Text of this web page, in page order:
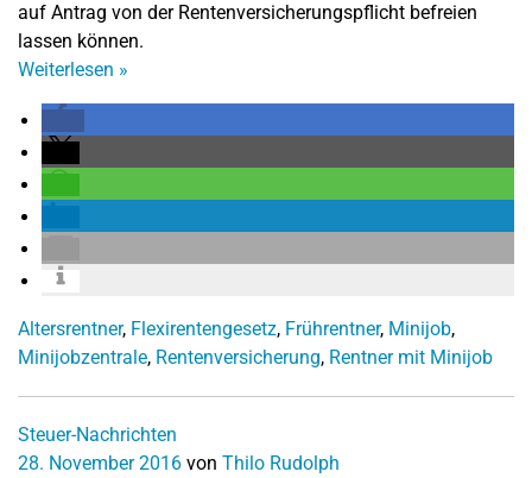
auf Antrag von der Rentenversicherungspflicht befreien
lassen können.
Weiterlesen »
Altersrentner, Flexirentengesetz, Frührentner, Minijob,
Minijobzentrale, Rentenversicherung, Rentner mit Minijob
Steuer-Nachrichten
28. November 2016 von Thilo Rudolph